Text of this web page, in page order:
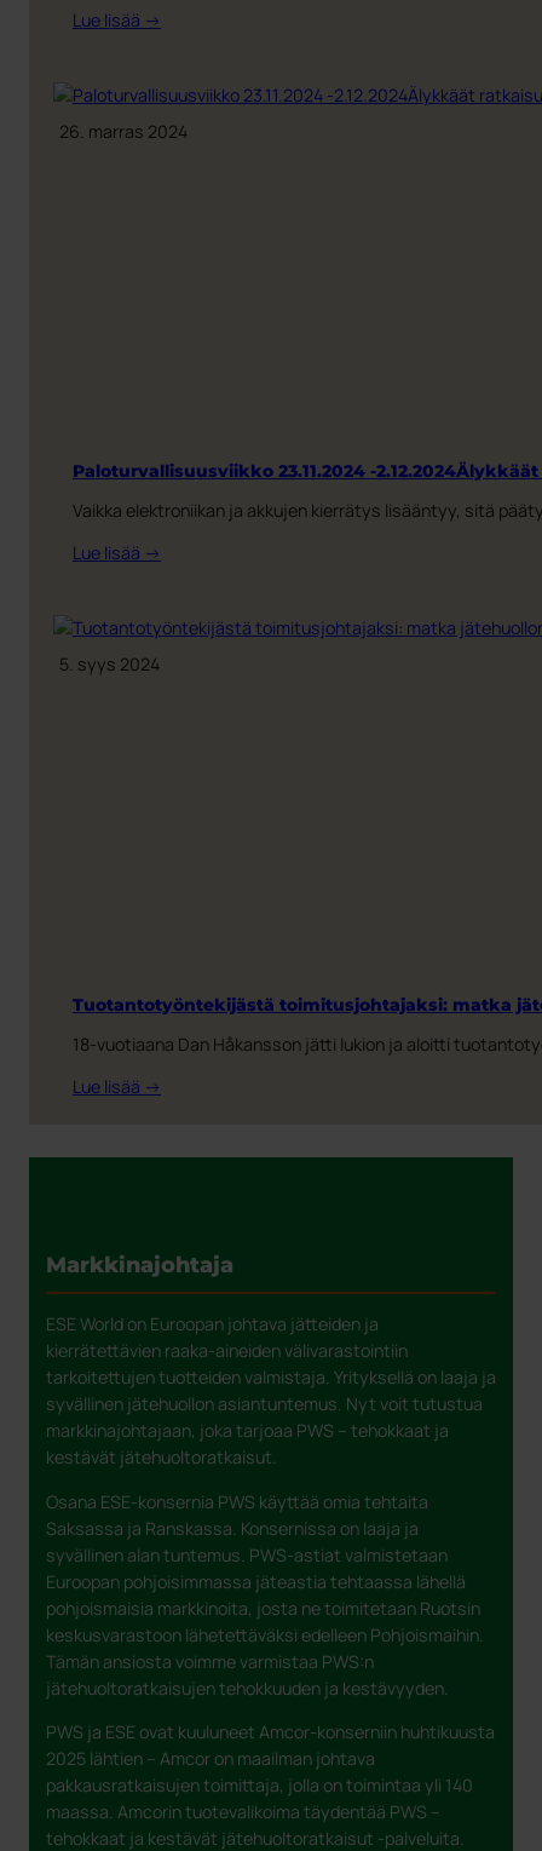
Lue lisää →
26. marras 2024
Paloturvallisuusviikko 23.11.2024 -
Vaikka elektroniikan ja akkujen kierrätys lisääntyy, sitä
Lue lisää →
-2.12.2024Älykkäät
5. syys 2024
Tuotantotyöntekijästä toimitusjohtajaksi: matka
18-vuotiaana Dan Håkansson jätti lukion ja aloitti
Lue lisää →
Markkinajohtaja
ESE World on Euroopan johtava jätteiden ja
kierrätettävien raaka-aineiden välivarastointiin
tarkoitettujen tuotteiden valmistaja. Yrityksellä on laaja ja
syvällinen jätehuollon asiantuntemus. Nyt voit tutustua
markkinajohtajaan, joka tarjoaa PWS – tehokkaat ja
kestävät jätehuoltoratkaisut.
Osana ESE-konsernia PWS käyttää omia tehtaita
Saksassa ja Ranskassa. Konsernissa on laaja ja
syvällinen alan tuntemus. PWS-astiat valmistetaan
Euroopan pohjoisimmassa jäteastia tehtaassa lähellä
pohjoismaisia ​​markkinoita, josta ne toimitetaan Ruotsin
keskusvarastoon lähetettäväksi edelleen Pohjoismaihin.
Tämän ansiosta voimme varmistaa PWS:n
jätehuoltoratkaisujen tehokkuuden ja kestävyyden.
PWS ja ESE ovat kuuluneet Amcor-konserniin huhtikuusta
2025 lähtien – Amcor on maailman johtava
pakkausratkaisujen toimittaja, jolla on toimintaa yli 140
maassa. Amcorin tuotevalikoima täydentää PWS –
tehokkaat ja kestävät jätehuoltoratkaisut -palveluita.